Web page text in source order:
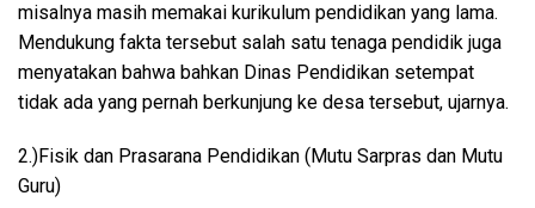
misalnya masih memakai kurikulum pendidikan yang lama.
Mendukung fakta tersebut salah satu tenaga pendidik juga
menyatakan bahwa bahkan Dinas Pendidikan setempat
tidak ada yang pernah berkunjung ke desa tersebut, ujarnya.
2.)Fisik dan Prasarana Pendidikan (Mutu Sarpras dan Mutu
Guru)